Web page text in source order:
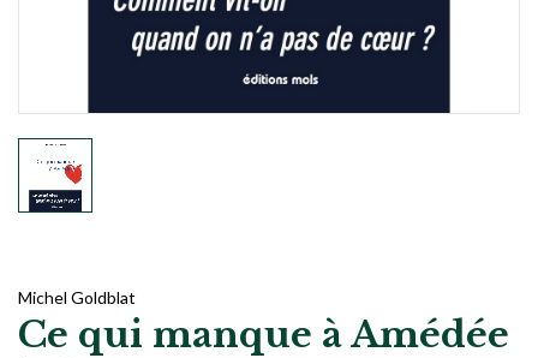
Michel Goldblat
Ce qui manque à Amédée